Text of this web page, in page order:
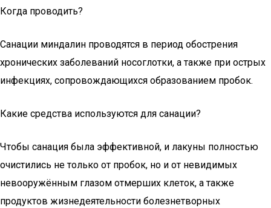
Когда проводить?
Санации миндалин проводятся в период обострения
хронических заболеваний носоглотки, а также при острых
инфекциях, сопровождающихся образованием пробок.
Какие средства используются для санации?
Чтобы санация была эффективной, и лакуны полностью
очистились не только от пробок, но и от невидимых
невооружённым глазом отмерших клеток, а также
продуктов жизнедеятельности болезнетворных